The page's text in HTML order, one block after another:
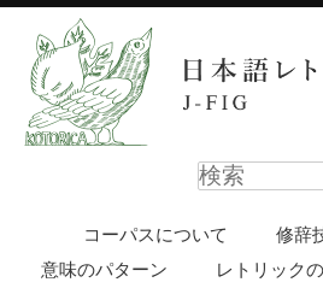
コーパスについて
修辞
意味のパターン
レトリック